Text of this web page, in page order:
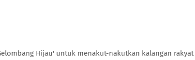
Hijau' untuk menakut-nakutkan kalangan rakyat